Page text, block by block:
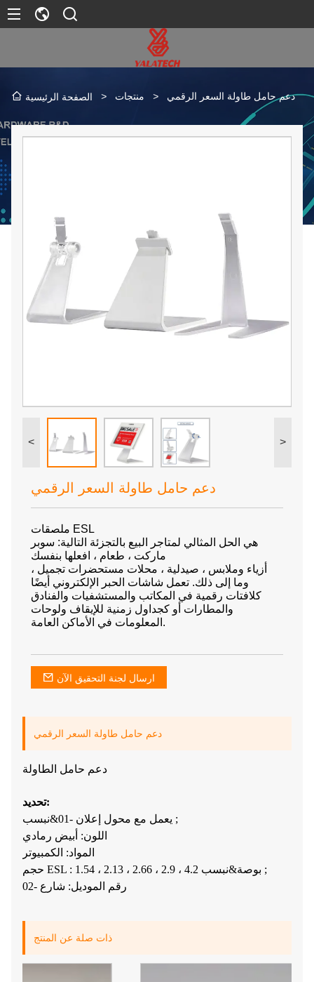
الصفحة الرئيسية > منتجات > دعم حامل طاولة السعر الرقمي
< >
دعم حامل طاولة السعر الرقمي
ملصقات ESL
هي الحل المثالي لمتاجر البيع بالتجزئة التالية: سوبر
ماركت ، طعام ، افعلها بنفسك
، أزياء وملابس ، صيدلية ، محلات مستحضرات تجميل
وما إلى ذلك. تعمل شاشات الحبر الإلكتروني أيضًا
كلافتات رقمية في المكاتب والمستشفيات والفنادق
والمطارات أو كجداول زمنية للإيقاف ولوحات
المعلومات في الأماكن العامة.
ارسال لجنة التحقيق الآن
دعم حامل طاولة السعر الرقمي
دعم حامل الطاولة
تحديد:
يعمل مع محول إعلان -01&نبسب ;
اللون: أبيض رمادي
المواد: الكمبيوتر
حجم ESL : 1.54 ، 2.13 ، 2.66 ، 2.9 ، 4.2 بوصة&نبسب ;
رقم الموديل: شارع -02
ذات صلة عن المنتج